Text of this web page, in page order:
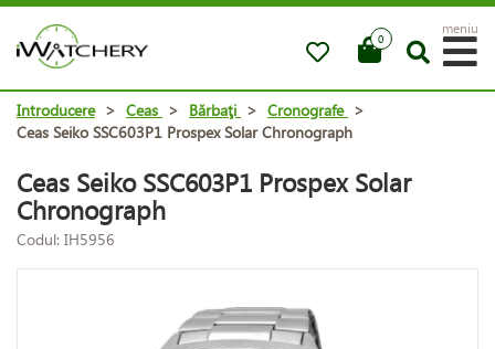
0
meniu
Introducere > Ceas > Bărbaţi > Cronografe >
Ceas Seiko SSC603P1 Prospex Solar Chronograph
Ceas Seiko SSC603P1 Prospex Solar
Chronograph
Codul: IH5956